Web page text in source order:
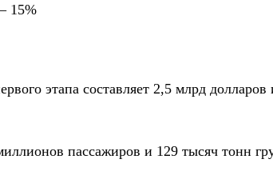
15%
этапа составляет 2,5 млрд
пассажиров и 129 тысяч тонн